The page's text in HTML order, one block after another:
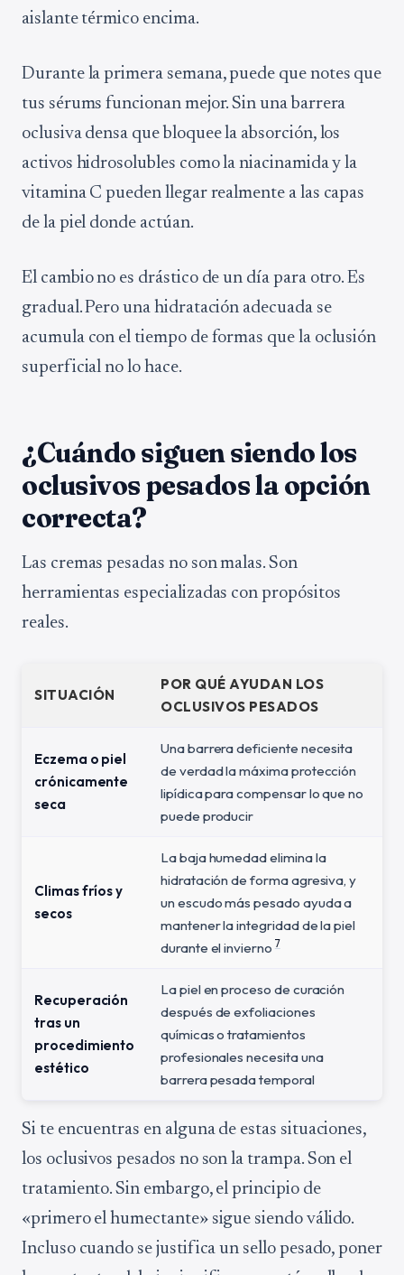
aislante térmico encima.
Durante la primera semana, puede que notes que
tus sérums funcionan mejor. Sin una barrera
oclusiva densa que bloquee la absorción, los
activos hidrosolubles como la niacinamida y la
vitamina C pueden llegar realmente a las capas
de la piel donde actúan.
El cambio no es drástico de un día para otro. Es
gradual. Pero una hidratación adecuada se
acumula con el tiempo de formas que la oclusión
superficial no lo hace.
¿Cuándo siguen siendo los
oclusivos pesados la opción
correcta?
Las cremas pesadas no son malas. Son
herramientas especializadas con propósitos
reales.
SITUACIÓN
POR QUÉ AYUDAN LOS
OCLUSIVOS PESADOS
Eczema o piel
crónicamente
seca
Una barrera deficiente necesita
de verdad la máxima protección
lipídica para compensar lo que no
puede producir
Climas fríos y
secos
La baja humedad elimina la
hidratación de forma agresiva, y
un escudo más pesado ayuda a
mantener la integridad de la piel
durante el invierno 7
Recuperación
tras un
procedimiento
estético
La piel en proceso de curación
después de exfoliaciones
químicas o tratamientos
profesionales necesita una
barrera pesada temporal
Si te encuentras en alguna de estas situaciones,
los oclusivos pesados no son la trampa. Son el
tratamiento. Sin embargo, el principio de
«primero el humectante» sigue siendo válido.
Incluso cuando se justifica un sello pesado, poner